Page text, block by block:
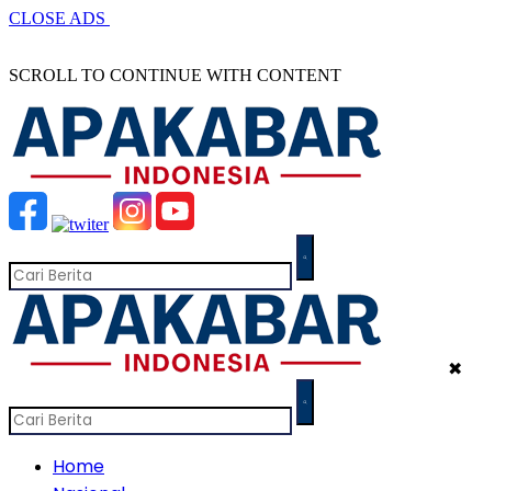
CLOSE ADS
SCROLL TO CONTINUE WITH CONTENT
✖
Home